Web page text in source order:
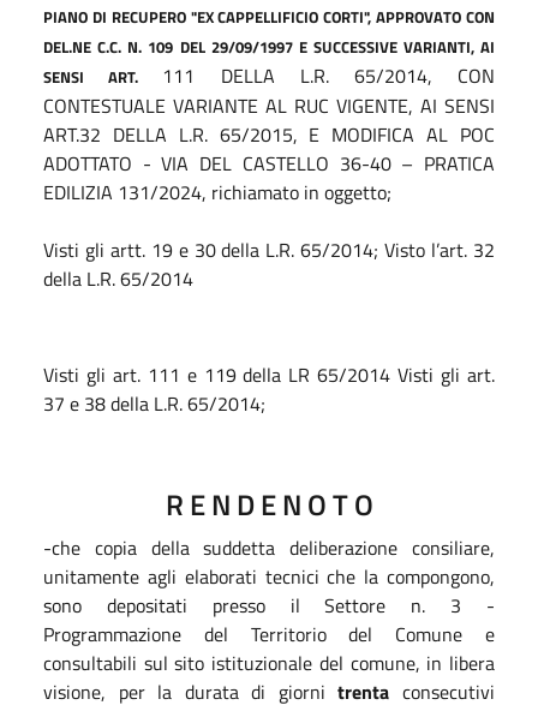
PIANO DI RECUPERO "EX CAPPELLIFICIO CORTI", APPROVATO CON
DEL.NE C.C. N. 109 DEL 29/09/1997 E SUCCESSIVE VARIANTI, AI
SENSI
ART. 111 DELLA L.R. 65/2014, CON
CONTESTUALE VARIANTE AL RUC VIGENTE, AI SENSI
ART.32 DELLA L.R. 65/2015, E MODIFICA AL POC
ADOTTATO - VIA DEL CASTELLO 36-40 – PRATICA
EDILIZIA 131/2024, richiamato in oggetto;
Visti gli artt. 19 e 30 della L.R. 65/2014; Visto l’art. 32
della L.R. 65/2014
Visti gli art. 111 e 119 della LR 65/2014 Visti gli art.
37 e 38 della L.R. 65/2014;
R E N D E N O T O
-che copia della suddetta deliberazione consiliare,
unitamente agli elaborati tecnici che la compongono,
sono depositati presso il Settore n. 3 -
Programmazione del Territorio del Comune e
consultabili sul sito istituzionale del comune, in libera
visione, per la durata di giornitrentaconsecutivi